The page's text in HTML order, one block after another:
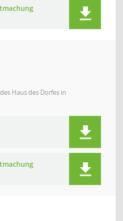
Haus des Dorfes in